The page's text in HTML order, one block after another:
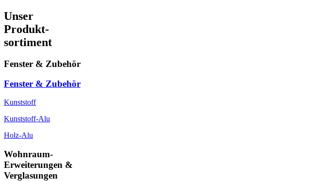
Unser
Produkt-
sortiment
Fenster & Zubehör
Fenster & Zubehör
Kunststoff
Kunststoff-Alu
Holz-Alu
Wohnraum-
Erweiterungen &
Verglasungen